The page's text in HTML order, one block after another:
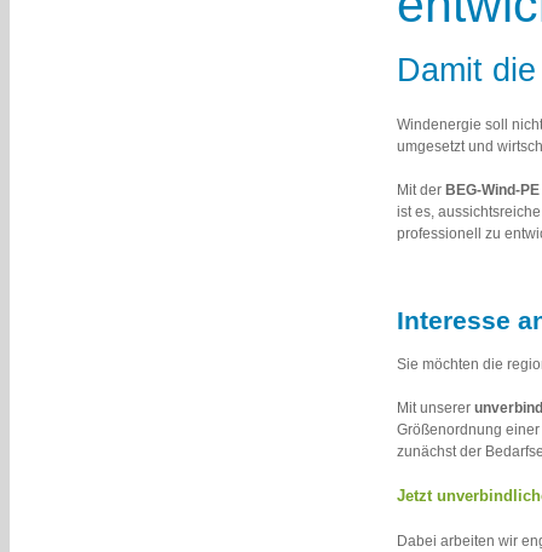
Damit
Windenergie soll
umgesetzt und
Mit der BEG-Wind-
ist es,
professionell zu
Interesse
Sie möchten die
Mit unserer
Größenordnung
zunächst der
Jetzt
Dabei arbeiten wir